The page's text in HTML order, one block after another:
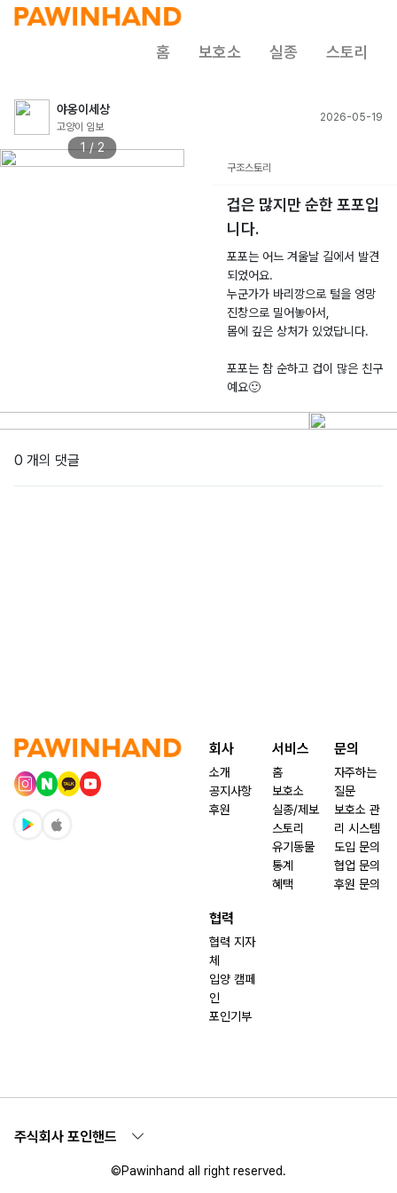
홈 보호소 실종 스토리
야옹이세상
고양이 임보
2026-05-19
1 / 2
구조스토리
겁은 많지만 순한 포포입
니다.
포포는 어느 겨울날 길에서 발견
되었어요.
누군가가 바리깡으로 털을 엉망
진창으로 밀어놓아서,
몸에 깊은 상처가 있었답니다.
포포는 참 순하고 겁이 많은 친구
0 개의 댓글
회사
소개
공지사항
후원
서비스
홈
보호소
실종/제보
스토리
유기동물
통계
혜택
문의
자주하는
질문
보호소 관
리 시스템
도입 문의
협업 문의
후원 문의
협력
협력 지자
체
입양 캠페
인
포인기부
주식회사 포인핸드
©Pawinhand all right reserved.